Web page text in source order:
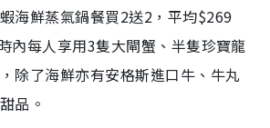
海鮮蒸氣鍋餐買2送2，平均$269
內每人享用3隻大閘蟹、半隻珍寶龍
除了海鮮亦有安格斯進口牛、牛丸
品。